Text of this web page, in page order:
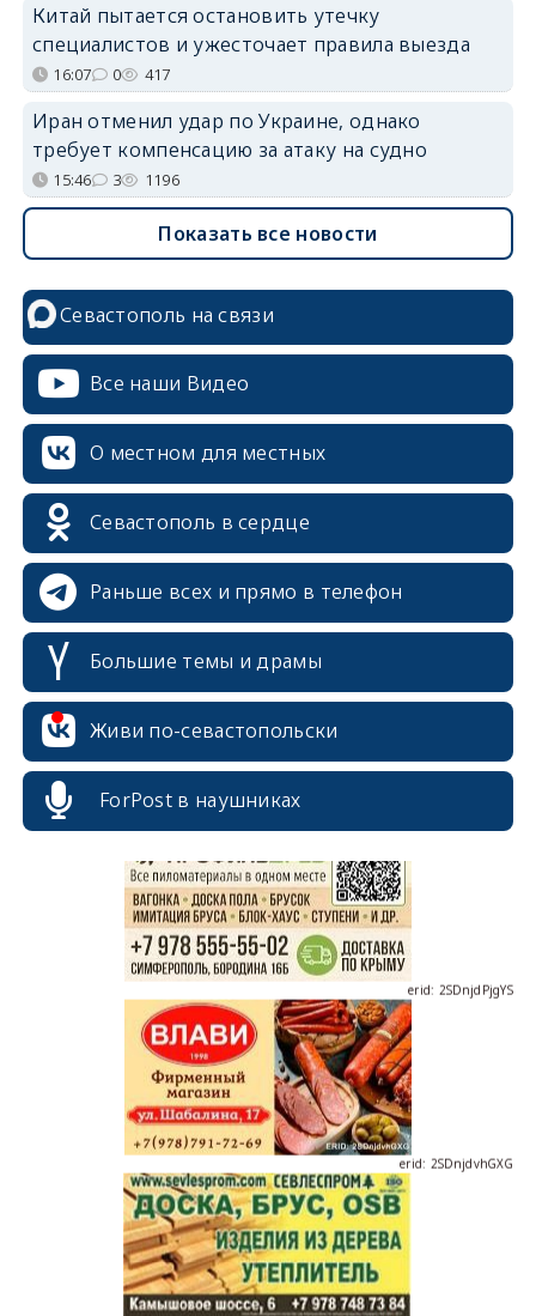
Китай пытается остановить утечку
специалистов и ужесточает правила выезда
16:07 0 417
Иран отменил удар по Украине, однако
требует компенсацию за атаку на судно
15:46 3 1196
Показать все новости
Севастополь на связи
Все наши Видео
О местном для местных
Севастополь в сердце
Раньше всех и прямо в телефон
Большие темы и драмы
Живи по-севастопольски
ForPost в наушниках
erid: 2SDnjdvhGXG